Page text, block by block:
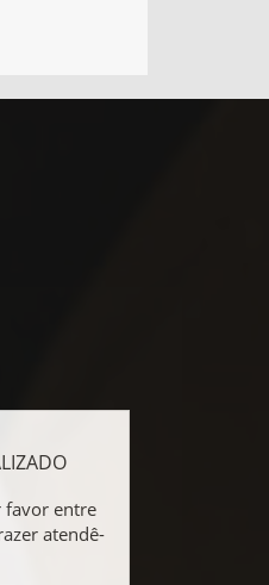
favor entre
atendê-